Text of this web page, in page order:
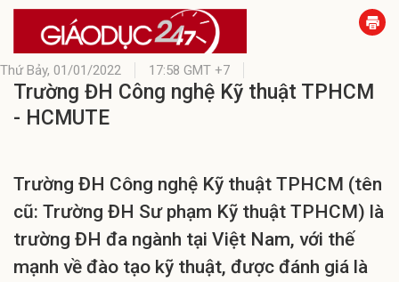
Thứ Bảy, 01/01/2022 17:58 GMT +7
Trường ĐH Công nghệ Kỹ thuật TPHCM
- HCMUTE
Trường ĐH Công nghệ Kỹ thuật TPHCM (tên
cũ: Trường ĐH Sư phạm Kỹ thuật TPHCM) là
trường ĐH đa ngành tại Việt Nam, với thế
mạnh về đào tạo kỹ thuật, được đánh giá là